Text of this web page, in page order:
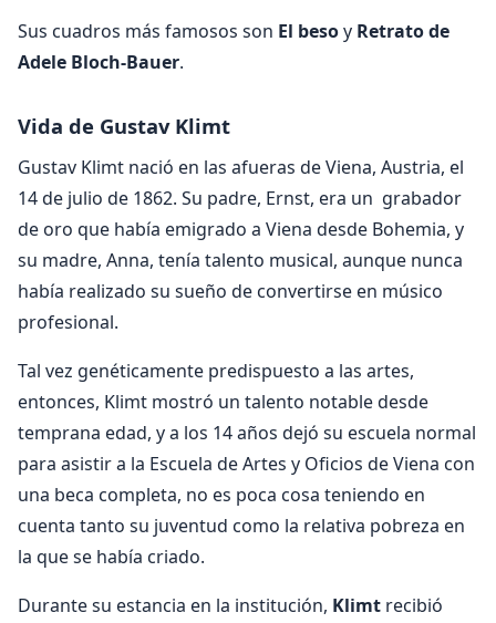
Sus cuadros más famosos son El besoy Retrato de
Adele Bloch-Bauer.
Vida de Gustav Klimt
Gustav Klimt nació en las afueras de Viena, Austria, el
14 de julio de 1862. Su padre, Ernst, era un grabador
de oro que había emigrado a Viena desde Bohemia, y
su madre, Anna, tenía talento musical, aunque nunca
había realizado su sueño de convertirse en músico
profesional.
Tal vez genéticamente predispuesto a las artes,
entonces, Klimt mostró un talento notable desde
temprana edad, y a los 14 años dejó su escuela normal
para asistir a la Escuela de Artes y Oficios de Viena con
una beca completa, no es poca cosa teniendo en
cuenta tanto su juventud como la relativa pobreza en
la que se había criado.
Durante su estancia en la institución, Klimt recibió